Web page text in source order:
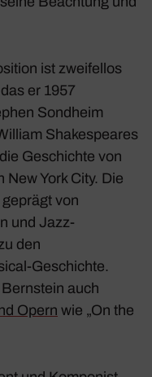
ist zweifellos
er 1957
Sondheim
Shakespeares
Geschichte von
York City. Die
geprägt von
und Jazz-
den
Geschichte.
auch
Opern wie „On the